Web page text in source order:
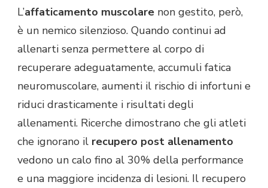
L’affaticamento muscolare non gestito, però,
è un nemico silenzioso. Quando continui ad
allenarti senza permettere al corpo di
recuperare adeguatamente, accumuli fatica
neuromuscolare, aumenti il rischio di infortuni e
riduci drasticamente i risultati degli
allenamenti. Ricerche dimostrano che gli atleti
che ignorano il recupero post allenamento
vedono un calo fino al 30% della performance
e una maggiore incidenza di lesioni. Il recupero